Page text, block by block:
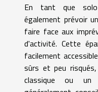
En tant que solo
également prévoir
faire face aux
d'activité. Cette
facilement
sûrs et peu
classique ou